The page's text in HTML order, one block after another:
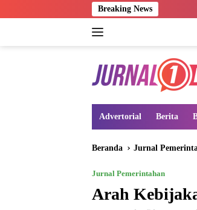
ke
Breaking News
Advertorial Berita
Beranda Jurnal
Jurnal Pemerintahan
Arah